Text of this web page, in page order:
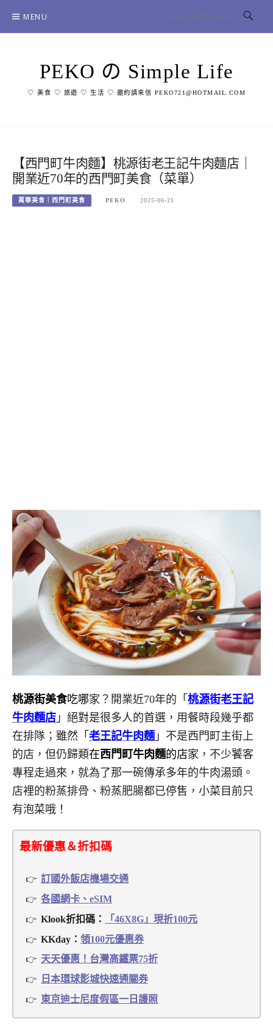
content
MENU
PEKO の Simple Life
♡ 美食 ♡ 旅遊 ♡ 生活 ♡ 邀約請來信 PEKO721@HOTMAIL.COM
【西門町牛肉麵】桃源街老王記牛肉麵店｜
開業近70年的西門町美食（菜單）
萬華美食｜西門町美食 PEKO 2025-06-21
桃源街美食吃哪家？開業近70年的「 桃源街老王記
牛肉麵店 」絕對是很多人的首選，用餐時段幾乎都
在排隊；雖然「 老王記牛肉麵 」不是西門町主街上
的店，但仍歸類在西門町牛肉麵的店家，不少饕客
專程走過來，就為了那一碗傳承多年的牛肉湯頭。
店裡的粉蒸排骨、粉蒸肥腸都已停售，小菜目前只
有泡菜哦！
最新優惠＆折扣碼
訂國外飯店機場交通
各國網卡、eSIM
Klook折扣碼：
「46X8G」現折100元
KKday： 領100元優惠券
天天優惠！台灣高鐵票75折
日本環球影城快速通關券
東京迪士尼度假區一日護照